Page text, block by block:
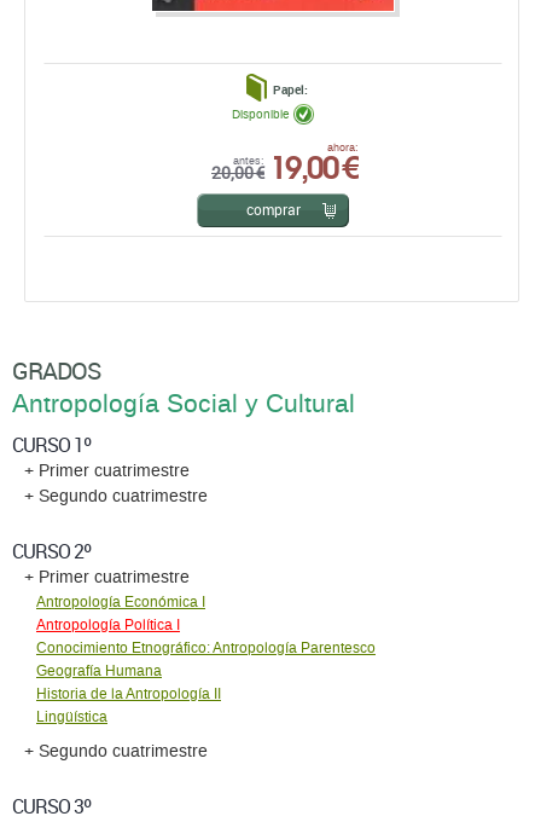
Papel:
antes:
20,00 €
ahora:
19,00 €
Disponible
comprar
GRADOS
Antropología Social y Cultural
CURSO 1º
+ Primer cuatrimestre
+ Segundo cuatrimestre
CURSO 2º
+ Primer cuatrimestre
Antropología Económica I
Antropología Política I
Conocimiento Etnográfico: Antropología Parentesco
Geografía Humana
Historia de la Antropología II
Lingüística
+ Segundo cuatrimestre
CURSO 3º